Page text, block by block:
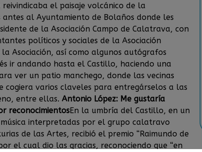
el paisaje volcánico de la
al Ayuntamiento de Bolaños donde les
de la Asociación Campo de Calatrava, con
políticos y sociales de la Asociación
Asociación, así como algunos autógrafos
ir andando hasta el Castillo, haciendo una
ver un patio manchego, donde las vecinas
varios claveles para entregárselos a las
entre ellas. Antonio López: Me gustaría
reconocimientosEn la umbría del Castillo, en un
interpretadas por el grupo calatravo
de las Artes, recibió el premio “Raimundo de
el cual dio las gracias, reconociendo que “en